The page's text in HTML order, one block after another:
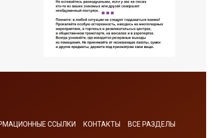
ССЫЛКИ КОНТАКТЫ ВСЕ РАЗДЕЛЫ